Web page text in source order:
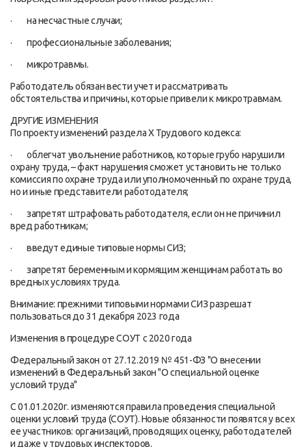
· на несчастные случаи;
· профессиональные заболевания;
· микротравмы.
Работодатель обязан вести учет и рассматривать
обстоятельства и причины, которые привели к микротравмам.
ДРУГИЕ ИЗМЕНЕНИЯ
По проекту изменений раздела X Трудового кодекса:
· облегчат увольнение работников, которые грубо нарушили
охрану труда, – факт нарушения сможет установить не только
комиссия по охране труда или уполномоченный по охране труда,
но и иные представители работодателя;
· запретят штрафовать работодателя, если он не причинил
вред работникам;
· введут единые типовые нормы СИЗ;
· запретят беременным и кормящим женщинам работать во
вредных условиях труда.
Внимание: прежними типовыми нормами СИЗ разрешат
пользоваться до 31 декабря 2023 года
Изменения в процедуре СОУТ с 2020 года
Федеральный закон от 27.12.2019 № 451-ФЗ "О внесении
изменений в Федеральный закон "О специальной оценке
условий труда"
С 01.01.2020г. изменяются правила проведения специальной
оценки условий труда (СОУТ). Новые обязанности появятся у всех
ее участников: организаций, проводящих оценку, работодателей
и даже у трудовых инспекторов.